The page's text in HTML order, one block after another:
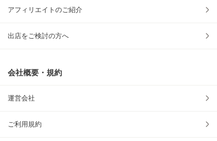
アフィリエイトのご紹介
出店をご検討の方へ
会社概要・規約
運営会社
ご利用規約